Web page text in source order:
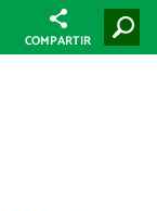
COMPARTIR